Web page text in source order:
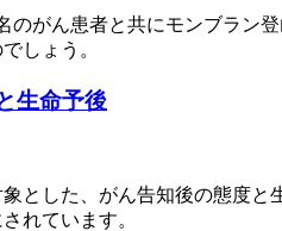
のがん患者と共にモンブラン
しょう。
生命予後
とした、がん告知後の態度
れています。